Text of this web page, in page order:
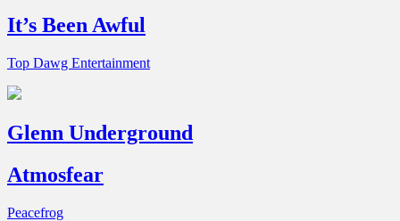
It’s Been Awful
Top Dawg Entertainment
Glenn Underground
Atmosfear
Peacefrog